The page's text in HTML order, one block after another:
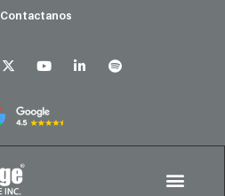
Contactanos